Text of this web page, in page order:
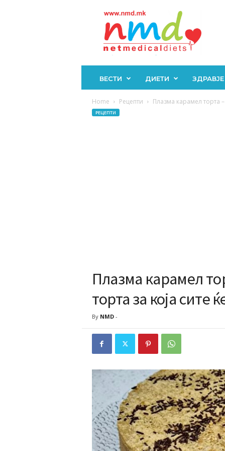
ВЕСТИ ДИЕТИ ЗДРАВЈЕ
Home Рецепти Плазма карамел торта –
РЕЦЕПТИ
Плазма карамел
торта за која сите
By NMD-